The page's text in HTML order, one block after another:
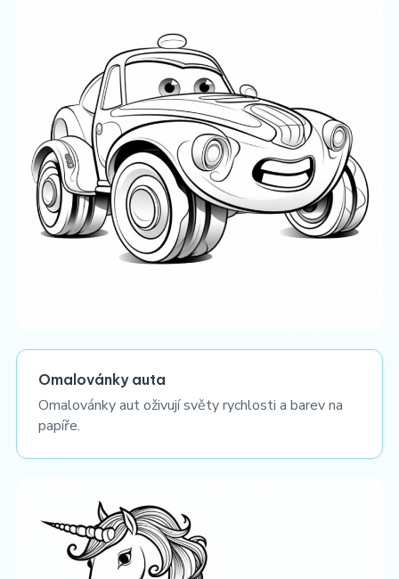
Omalovánky auta
Omalovánky aut oživují světy rychlosti a barev na
papíře.